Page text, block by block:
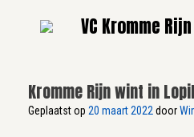
VC Kromme Rijn
Kromme Rijn wint in
Geplaatst op 20 maart 2022 door